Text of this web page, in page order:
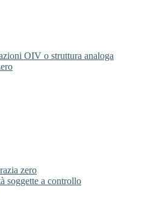
OIV o struttura analoga
zero
soggette a controllo